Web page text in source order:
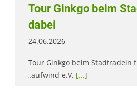
Tour Ginkgo beim
dabei
24.06.2026
Tour Ginkgo beim Stadtradeln
„aufwind e.V. [...]